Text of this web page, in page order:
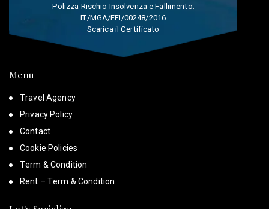
Polizza Rischio Insolvenza e Fallimento:
IT/MGA/FFI/00248/2016
Scarica il Certificato
Menu
Travel Agency
Privacy Policy
Contact
Cookie Policies
Term & Condition
Rent – Term & Condition